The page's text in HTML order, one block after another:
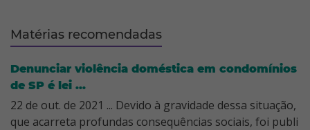
Matérias recomendadas
Denunciar violência doméstica em condomínios
de SP é lei ...
22 de out. de 2021 ... Devido à gravidade dessa situação,
que acarreta profundas consequências sociais, foi publi